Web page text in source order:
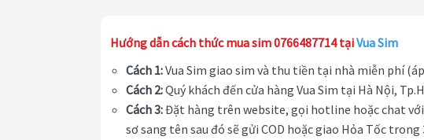
Hướng dẫn cách thức mua sim 0766487714 tạiVua Sim
Cách 1:Vua Sim giao sim và thu tiền tại nhà miễn phí
Cách 2:Quý khách đến cửa hàng Vua Sim tại Hà Nội,
Cách 3:Đặt hàng trên website, gọi hotline hoặc chat
sơ sang tên sau đó sẽ gửi COD hoặc giao Hỏa Tốc